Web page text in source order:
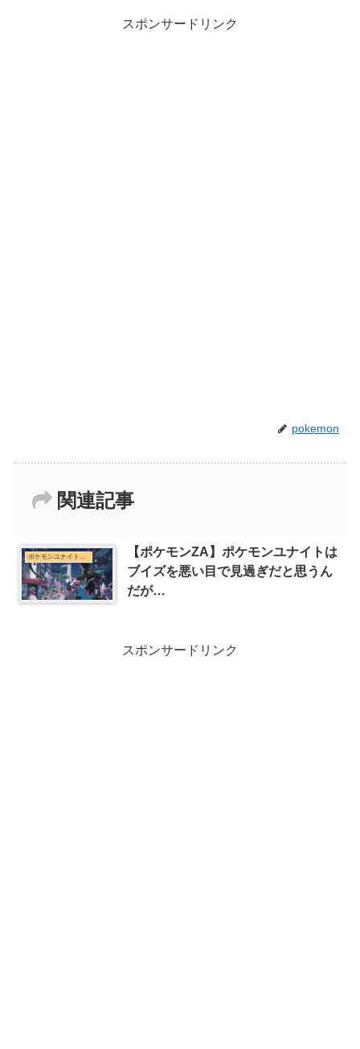
スポンサードリンク
pokemon
関連記事
ポケモンユナイトまとめ
【ポケモンZA】ポケモンユナイトは
ブイズを悪い目で見過ぎだと思うん
だが…
スポンサードリンク